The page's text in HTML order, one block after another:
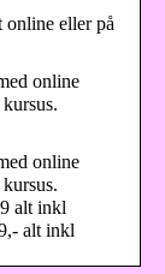
online eller på
online
online
alt inkl
alt inkl